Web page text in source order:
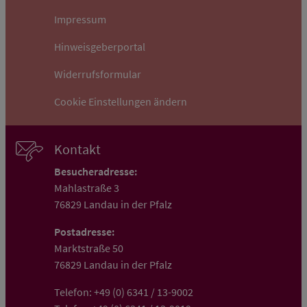
Impressum
Hinweisgeberportal
Widerrufsformular
Cookie Einstellungen ändern
Kontakt
Besucheradresse:
Mahlastraße 3
76829 Landau in der Pfalz
Postadresse:
Marktstraße 50
76829 Landau in der Pfalz
Telefon: +49 (0) 6341 / 13-9002